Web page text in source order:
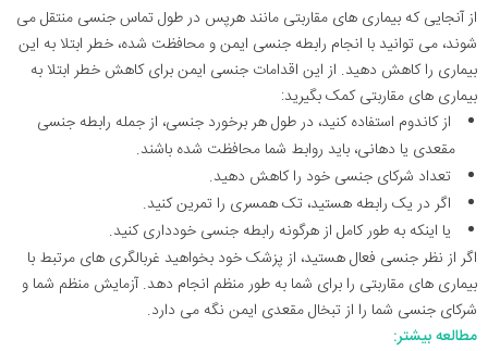
از آنجایی که بیماری های مقاربتی مانند هرپس در طول تماس جنسی منتقل می
شوند، می توانید با انجام رابطه جنسی ایمن و محافظت شده، خطر ابتلا به این
بیماری را کاهش دهید. از این اقدامات جنسی ایمن برای کاهش خطر ابتلا به
بیماری های مقاربتی کمک بگیرید:
از کاندوم استفاده کنید، در طول هر برخورد جنسی، از جمله رابطه جنسی
مقعدی یا دهانی، باید روابط شما محافظت شده باشند.
تعداد شرکای جنسی خود را کاهش دهید.
اگر در یک رابطه هستید، تک همسری را تمرین کنید.
یا اینکه به طور کامل از هرگونه رابطه جنسی خودداری کنید.
اگر از نظر جنسی فعال هستید، از پزشک خود بخواهید غربالگری های مرتبط با
بیماری های مقاربتی را برای شما به طور منظم انجام دهد. آزمایش منظم شما و
شرکای جنسی شما را از تبخال مقعدی ایمن نگه می دارد.
مطالعه بیشتر: